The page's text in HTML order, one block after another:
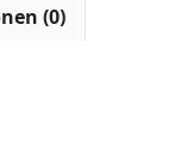
(0)